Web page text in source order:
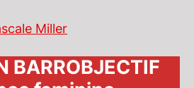
Miller
BARROBJECTIF